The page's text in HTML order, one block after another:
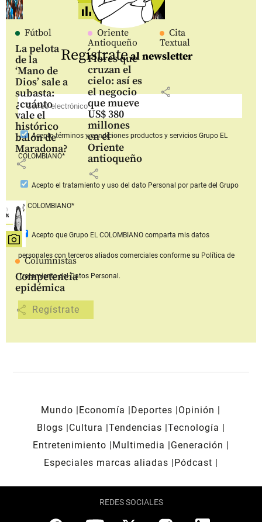
Fútbol
La pelota
de la
‘Mano de
Dios’ sale a
subasta:
¿cuánto
vale el
histórico
balón de
Maradona?
share
Oriente
Antioqueño
Flores que
cruzan el
cielo: así es
el negocio
que mueve
US$ 380
millones
en el
Oriente
antioqueño
share
Cita
Textual
share
Columnistas
Competencia
epidémica
share
Regístrateal newsletter
Aceptotérminos y condiciones productos y serviciosGrupo EL
COLOMBIANO*
Acepto el tratamiento y uso del dato Personal por parte del Grupo
EL COLOMBIANO*
Acepto que Grupo EL COLOMBIANOcomparta mis datos
personales con terceros aliados comerciales conforme su Política de
Tratamiento del Datos Personal.
Mundo Economía Deportes
Opinión
Blogs
Cultura Tendencias Tecnología
Entretenimiento
Multimedia
Generación
Especiales marcas aliadas
Pódcast
REDES SOCIALES